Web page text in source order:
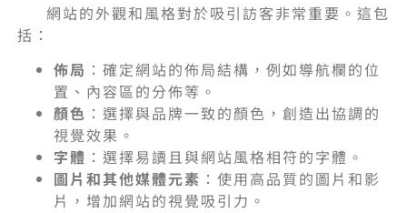
網站的外觀和風格對於吸引訪客非常重要。這包
括：
佈局 ：確定網站的佈局結構，例如導航欄的位
置、內容區的分佈等。
顏色 ：選擇與品牌一致的顏色，創造出協調的
視覺效果。
字體 ：選擇易讀且與網站風格相符的字體。
圖片和其他媒體元素 ：使用高品質的圖片和影
片，增加網站的視覺吸引力。